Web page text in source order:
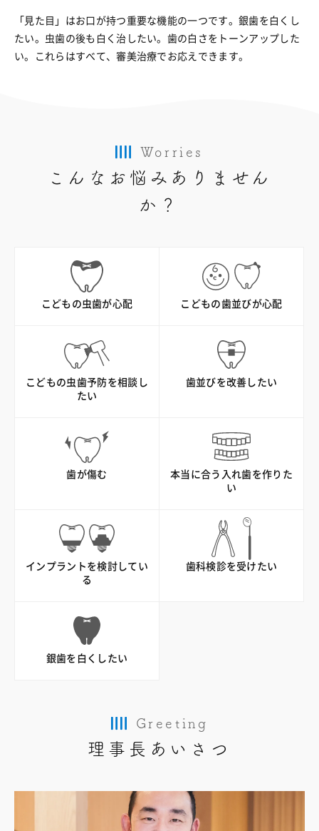
「見た目」はお口が持つ重要な機能の一つです。銀歯を白くし
たい。虫歯の後も白く治したい。歯の白さをトーンアップした
い。これらはすべて、審美治療でお応えできます。
Worries
こんなお悩みありません
か？
こどもの虫歯が心配 こどもの歯並びが心配
こどもの虫歯予防を相談し
たい
歯並びを改善したい
歯が傷む
本当に合う入れ歯を作りた
い
インプラントを検討してい
る
歯科検診を受けたい
銀歯を白くしたい
Greeting
理事長あいさつ